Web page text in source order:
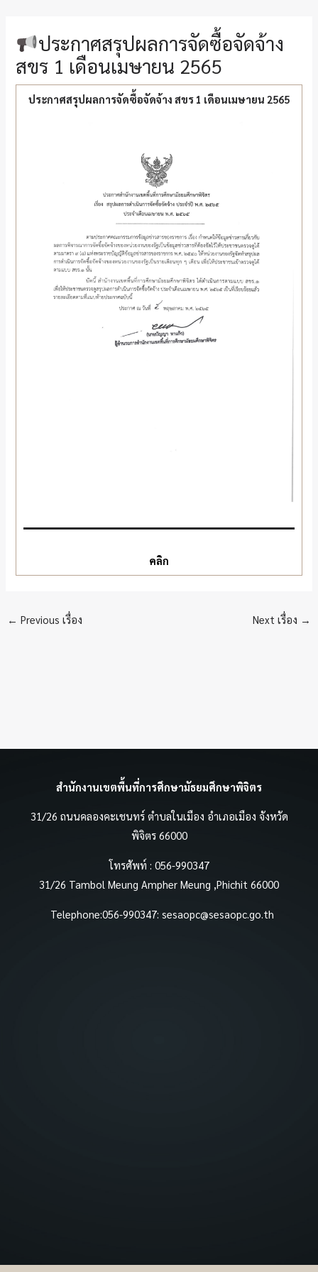
ประกาศสรุปผลการจัดซื้อจัดจ้าง
สขร 1 เดือนเมษายน 2565
ประกาศสรุปผลการจัดซื้อจัดจ้าง สขร 1 เดือนเมษายน 2565
คลิก
← Previous เรื่อง Next เรื่อง →
สำนักงานเขตพื้นที่การศึกษามัธยมศึกษาพิจิตร
31/26 ถนนคลองคะเชนทร์ ตำบลในเมือง อำเภอเมือง จังหวัด
พิจิตร 66000
โทรศัพท์ : 056-990347
31/26 Tambol Meung Ampher Meung ,Phichit 66000
Telephone:056-990347: sesaopc@sesaopc.go.th